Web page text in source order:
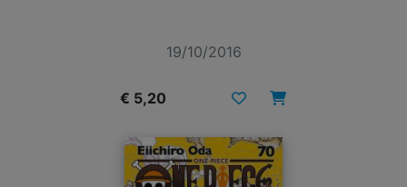
19/10/2016
€ 5,20